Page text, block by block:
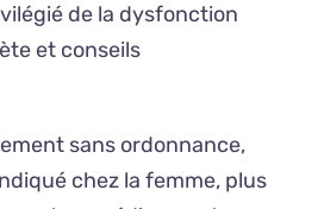
de la dysfonction
et conseils
sans ordonnance,
chez la femme, plus